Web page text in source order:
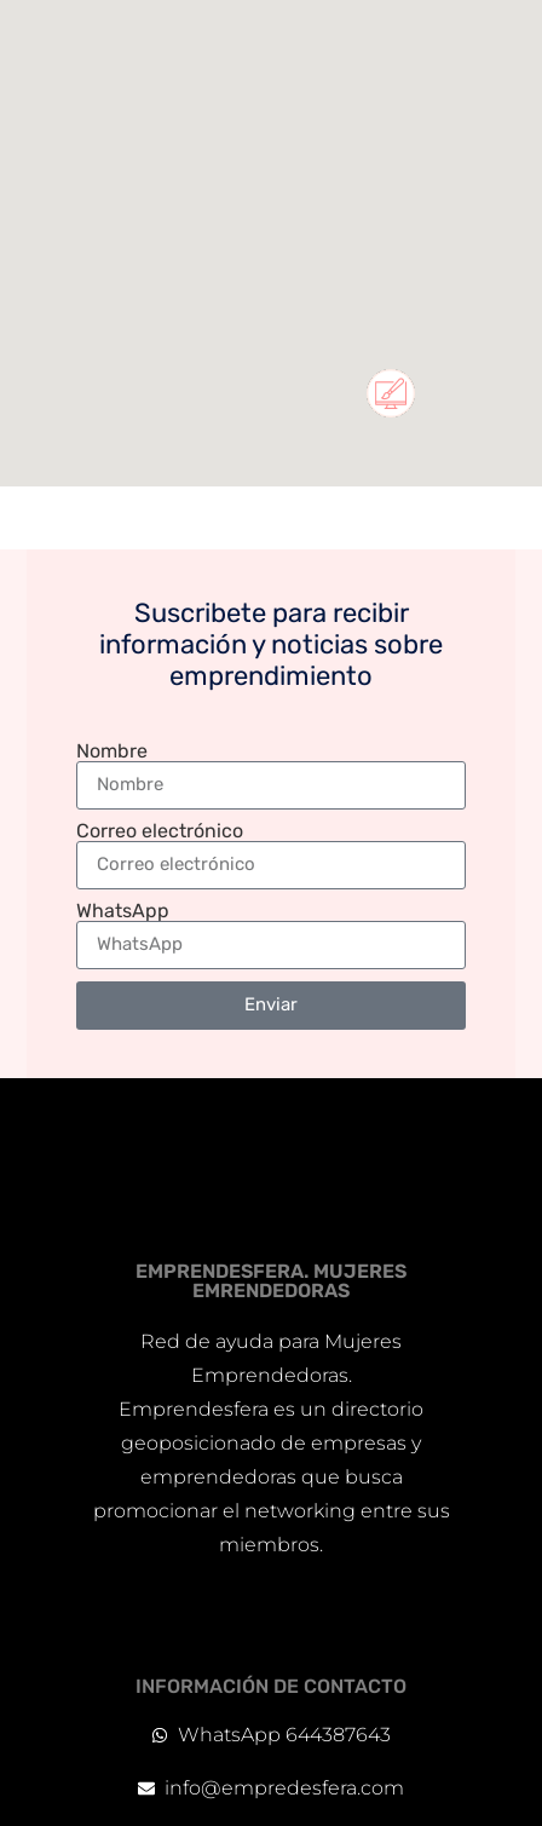
Suscribete para recibir
información y noticias sobre
emprendimiento
Nombre
Correo electrónico
WhatsApp
Enviar
EMPRENDESFERA. MUJERES
EMRENDEDORAS
Red de ayuda para Mujeres
Emprendedoras.
Emprendesfera es un directorio
geoposicionado de empresas y
emprendedoras que busca
promocionar el networking entre sus
miembros.
INFORMACIÓN DE CONTACTO
WhatsApp 644387643
info@empredesfera.com